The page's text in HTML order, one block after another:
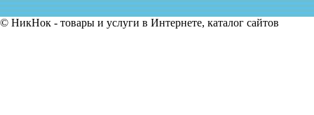
© НикНок - товары и услуги в Интернете, каталог сайтов